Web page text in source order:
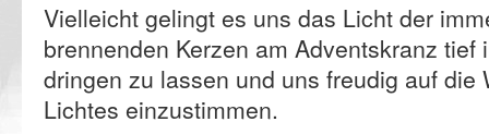
Vielleicht gelingt es uns das Licht der
brennenden Kerzen am Adventskranz tief
dringen zu lassen und uns freudig auf die
Lichtes einzustimmen.